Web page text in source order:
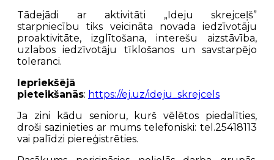
Tādejādi ar aktivitāti „Ideju skrejceļš”
starpniecību tiks veicināta novada iedzīvotāju
proaktivitāte, izglītošana, interešu aizstāvība,
uzlabos iedzīvotāju tīklošanos un savstarpējo
toleranci.
Iepriekšējā
pieteikšanās: https://ej.uz/ideju_skrejcels
Ja zini kādu senioru, kurš vēlētos piedalīties,
droši sazinieties ar mums telefoniski: tel.25418113
vai palīdzi piereģistrēties.